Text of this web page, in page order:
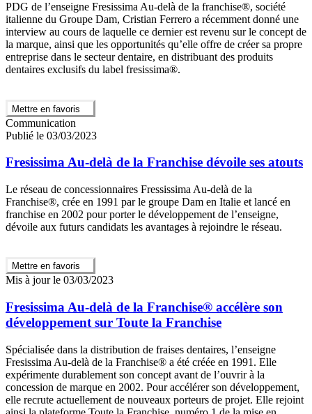
PDG de l’enseigne Fresissima Au-delà de la franchise®, société
italienne du Groupe Dam, Cristian Ferrero a récemment donné une
interview au cours de laquelle ce dernier est revenu sur le concept de
la marque, ainsi que les opportunités qu’elle offre de créer sa propre
entreprise dans le secteur dentaire, en distribuant des produits
dentaires exclusifs du label fresissima®.
Mettre en favoris
Communication
Publié le 03/03/2023
Fresissima Au-delà de la Franchise dévoile ses atouts
Le réseau de concessionnaires Fressissima Au-delà de la
Franchise®, crée en 1991 par le groupe Dam en Italie et lancé en
franchise en 2002 pour porter le développement de l’enseigne,
dévoile aux futurs candidats les avantages à rejoindre le réseau.
Mettre en favoris
Mis à jour le 03/03/2023
Fresissima Au-delà de la Franchise® accélère son
développement sur Toute la Franchise
Spécialisée dans la distribution de fraises dentaires, l’enseigne
Fresissima Au-delà de la Franchise® a été créée en 1991. Elle
expérimente durablement son concept avant de l’ouvrir à la
concession de marque en 2002. Pour accélérer son développement,
elle recrute actuellement de nouveaux porteurs de projet. Elle rejoint